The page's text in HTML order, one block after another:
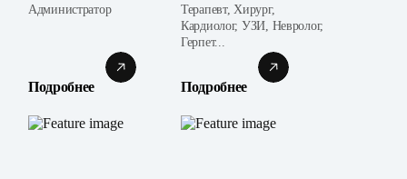
Администратор
Подробнее
Терапевт, Хирург,
Кардиолог, УЗИ, Невролог,
Герпет...
Подробнее